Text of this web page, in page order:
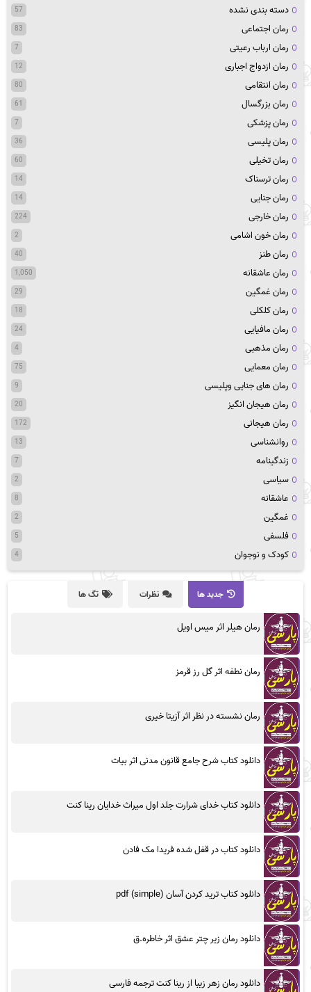
دسته بندی نشده 57
رمان اجتماعی 83
رمان ارباب رعیتی 7
رمان ازدواج اجباری 12
رمان انتقامی 80
رمان بزرگسال 61
رمان پزشکی 7
رمان پلیسی 36
رمان تخیلی 60
رمان ترسناک 14
رمان جنایی 14
رمان خارجی 224
رمان خون اشامی 2
رمان طنز 40
رمان عاشقانه 1,050
رمان غمگین 29
رمان کلکلی 18
رمان مافیایی 24
رمان مذهبی 4
رمان معمایی 75
رمان های جنایی وپلیسی 9
رمان هیجان انگیز 20
رمان هیجانی 172
روانشناسی 13
زندگینامه 7
سیاسی 2
عاشقانه 8
غمگین 2
فلسفی 5
کودک و نوجوان 4
جدید ها نظرات تگ ها
رمان هیلر اثر میس اویل
رمان نطفه اثر گل رز قرمز
رمان نشسته در نظر اثر آزیتا خیری
دانلود کتاب شرح جامع قانون مدنی اثر بیات
دانلود کتاب خدای شرارت جلد اول میراث خدایان رینا کنت
دانلود کتاب در قفل شده فریدا مک فادن
دانلود کتاب ترید کردن آسان (simple) pdf
دانلود رمان زیر چتر عشق اثر خاطره.ق
دانلود رمان زهر زیبا از رینا کنت ترجمه فارسی